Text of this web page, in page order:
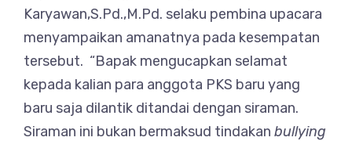
Karyawan,S.Pd.,M.Pd. selaku pembina upacara
menyampaikan amanatnya pada kesempatan
tersebut. “Bapak mengucapkan selamat
kepada kalian para anggota PKS baru yang
baru saja dilantik ditandai dengan siraman.
Siraman ini bukan bermaksud tindakan bullying